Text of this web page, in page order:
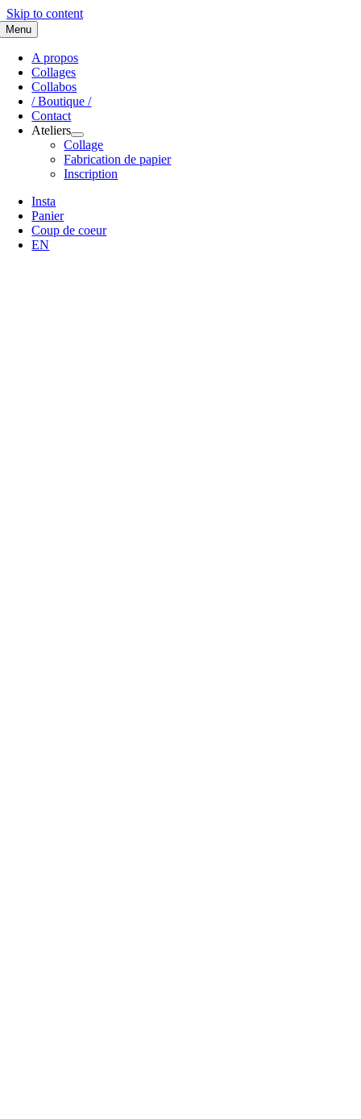
Skip to content
Menu
A propos
Collages
Collabos
/ Boutique /
Contact
Ateliers
Collage
Fabrication de papier
Inscription
Insta
Panier
Coup de coeur
EN